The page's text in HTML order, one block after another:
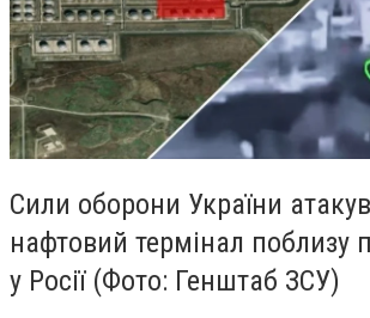
Сили оборони України
нафтовий термінал поблизу
у Росії (Фото: Генштаб ЗСУ)